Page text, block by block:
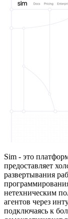
Sim - это
предоставляет
развертывания
нетехническим
агентов через
подключаясь к